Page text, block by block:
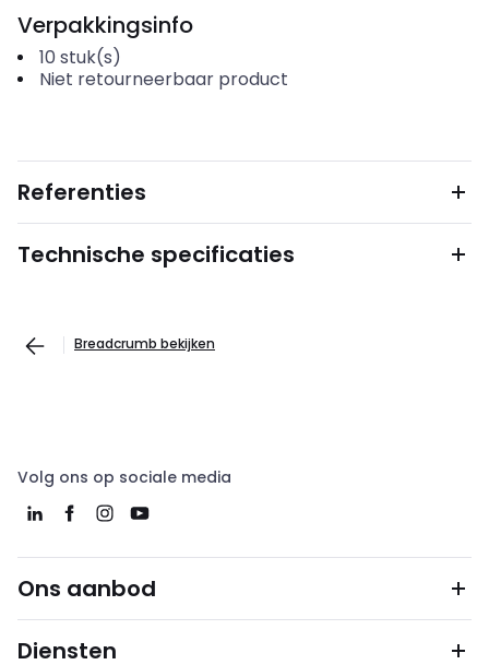
Verpakkingsinfo
10 stuk(s)
Niet retourneerbaar product
Referenties
Technische specificaties
Breadcrumb bekijken
Volg ons op sociale media
Ons aanbod
Diensten